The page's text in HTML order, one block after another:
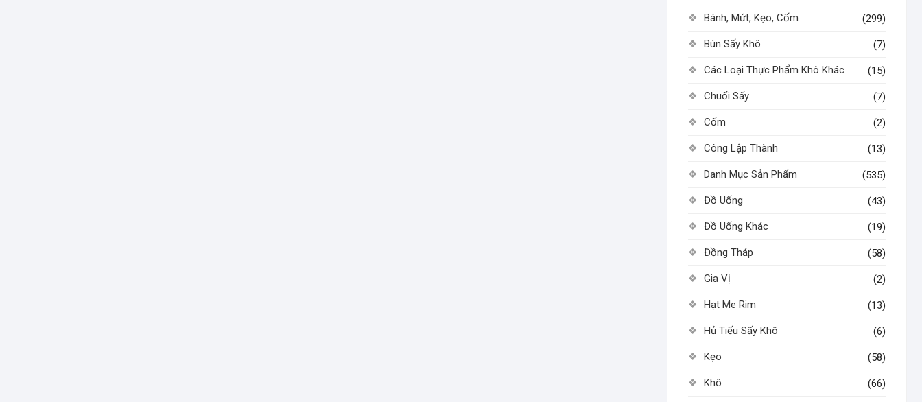
Bánh, Mứt, Kẹo, Cốm (299)
Bún Sấy Khô (7)
Các Loại Thực Phẩm Khô Khác (15)
Chuối Sấy (7)
Cốm (2)
Công Lập Thành (13)
Danh Mục Sản Phẩm (535)
Đồ Uống (43)
Đồ Uống Khác (19)
Đồng Tháp (58)
Gia Vị (2)
Hạt Me Rim (13)
Hủ Tiếu Sấy Khô (6)
Kẹo (58)
Khô (66)